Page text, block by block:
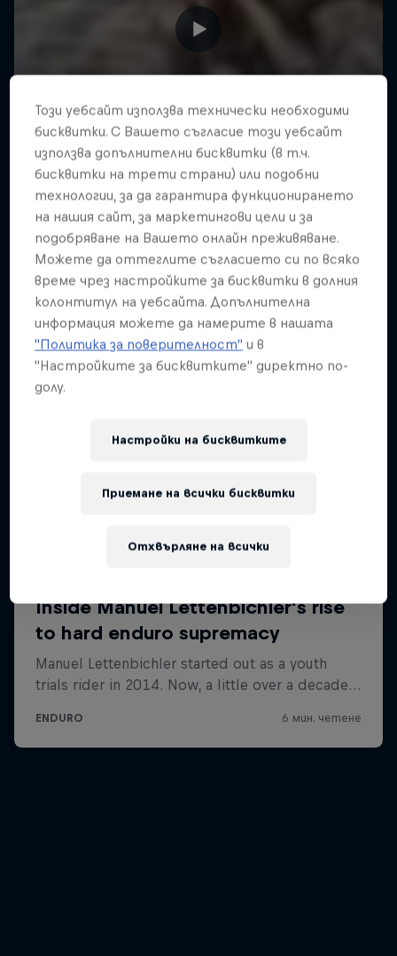
Този уебсайт използва технически необходими
бисквитки. С Вашето съгласие този уебсайт
използва допълнителни бисквитки (в т.ч.
бисквитки на трети страни) или подобни
технологии, за да гарантира функционирането
на нашия сайт, за маркетингови цели и за
подобряване на Вашето онлайн преживяване.
Можете да оттеглите съгласието си по всяко
време чрез настройките за бисквитки в долния
колонтитул на уебсайта. Допълнителна
информация можете да намерите в нашата
"Политика за поверителност" и в
"Настройките за бисквитките" директно по-
долу.
Настройки на бисквитките
Отхвърляне на всички
Приемане на всички бисквитки